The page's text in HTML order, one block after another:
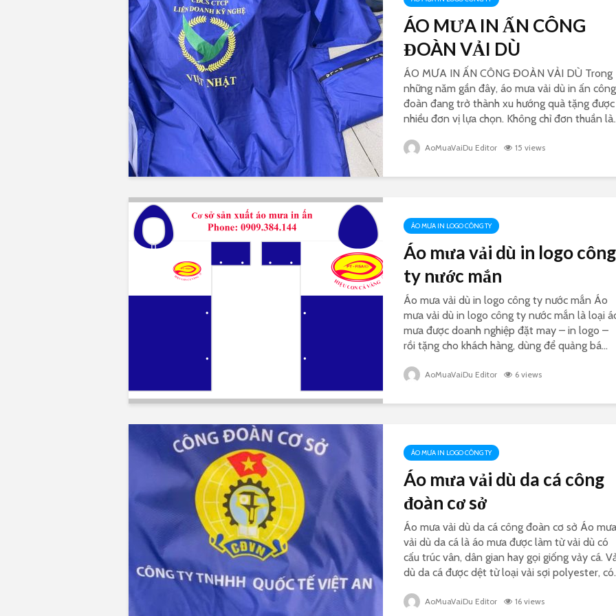
ÁO MƯA IN ẤN CÔNG
ĐOÀN VẢI DÙ
ÁO MƯA IN ẤN CÔNG ĐOÀN VẢI DÙ Trong
những năm gần đây, áo mưa vải dù in ấn công
đoàn đang trở thành xu hướng quà tặng được
nhiều đơn vị lựa chọn. Không chỉ đơn thuần
AoMuaVaiDu Editor 15 views
ÁO MƯA IN LOGO CÔNG TY
Áo mưa vải dù in logo công
ty nước mắn
Áo mưa vải dù in logo công ty nước mắn Áo
mưa vải dù in logo công ty nước mắn là loại
mưa được doanh nghiệp đặt may – in logo –
rồi tặng cho khách hàng, dùng để quảng bá...
AoMuaVaiDu Editor 6 views
ÁO MƯA IN LOGO CÔNG TY
Áo mưa vải dù da cá công
đoàn cơ sở
Áo mưa vải dù da cá công đoàn cơ sở Áo mưa
vải dù da cá là áo mưa được làm từ vải dù có
cấu trúc vân, dân gian hay gọi giống vảy cá.
dù da cá được dệt từ loại vải sợi polyester,
AoMuaVaiDu Editor 16 views